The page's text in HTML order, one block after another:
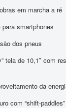
em marcha a ré
smartphones
dos pneus
tela de 10,1″ com
da
com “shift-paddles”